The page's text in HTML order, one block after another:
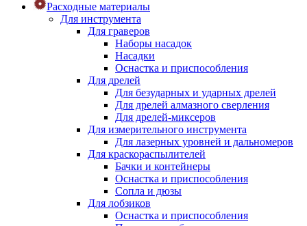
Расходные материалы
Для инструмента
Для граверов
Наборы насадок
Насадки
Оснастка и приспособления
Для дрелей
Для безударных и ударных дрелей
Для дрелей алмазного сверления
Для дрелей-миксеров
Для измерительного инструмента
Для лазерных уровней и дальномеров
Для краскораспылителей
Бачки и контейнеры
Оснастка и приспособления
Сопла и дюзы
Для лобзиков
Оснастка и приспособления